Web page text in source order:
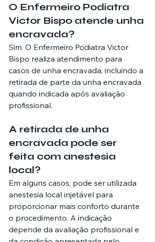
O Enfermeiro Podiatra
Victor Bispo atende unha
encravada?
Sim. O Enfermeiro Podiatra Victor
Bispo realiza atendimento para
casos de unha encravada, incluindo a
retirada de parte da unha encravada
quando indicada após avaliação
profissional.
A retirada de unha
encravada pode ser
feita com anestesia
local?
Em alguns casos, pode ser utilizada
anestesia local injetável para
proporcionar mais conforto durante
o procedimento. A indicação
depende da avaliação profissional e